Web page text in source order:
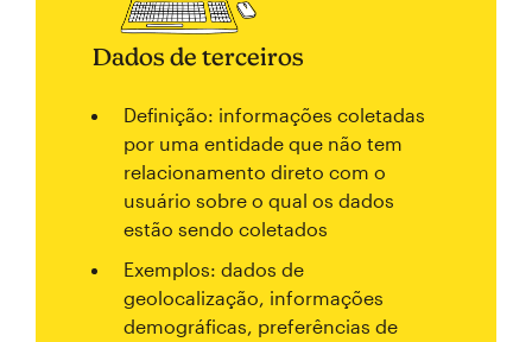
Dados de terceiros
Definição: informações coletadas
por uma entidade que não tem
relacionamento direto com o
usuário sobre o qual os dados
estão sendo coletados
Exemplos: dados de
geolocalização, informações
demográficas, preferências de